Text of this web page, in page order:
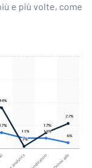
e più volte, come